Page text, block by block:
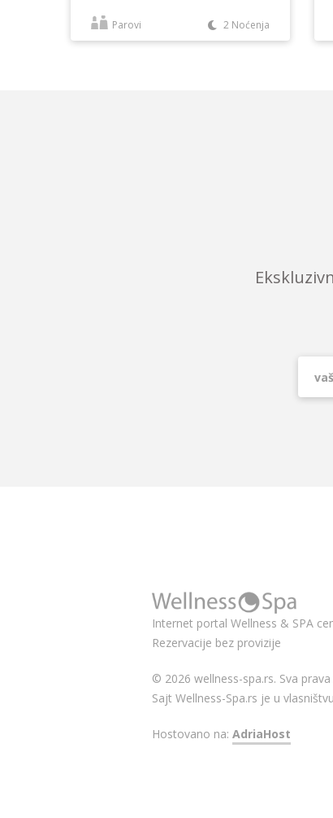
Parovi 2 Noćenja
Internet portal Wellness & SPA
Rezervacije bez provizije
© 2026 wellness-spa.rs. Sva
Sajt Wellness-Spa.rs je u vlasništvu
Hostovano na: AdriaHost